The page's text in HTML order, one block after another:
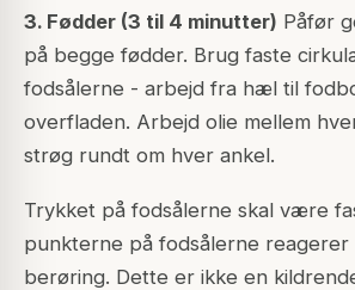
3. Fødder (3 til 4 minutter) Påfør
på begge fødder. Brug faste
fodsålerne - arbejd fra hæl til
overfladen. Arbejd olie mellem
strøg rundt om hver ankel.
Trykket på fodsålerne skal være
punkterne på fodsålerne
berøring. Dette er ikke en